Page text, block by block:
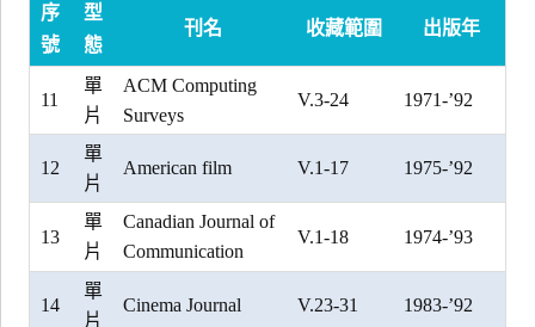
序
號
型
態
刊名 收藏範圍 出版年
11
單
片
ACM Computing
Surveys
V.3-24 1971-’92
12
單
片
American film V.1-17 1975-’92
13
單
片
Canadian Journal of
Communication
V.1-18 1974-’93
14
單
片
Cinema Journal V.23-31 1983-’92